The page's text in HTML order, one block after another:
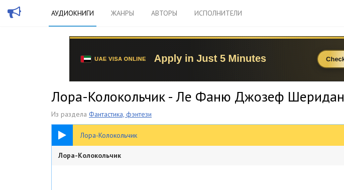
АУДИОКНИГИ ЖАНРЫ АВТОРЫ ИСПОЛНИТЕЛИ
Лора-Колокольчик - Ле Фаню Джозеф Шеридан
Из раздела Фантастика, фэнтези
Лора-Колокольчик
42:10
Лора-Колокольчик